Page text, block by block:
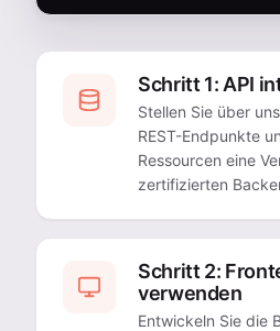
Schritt 1: API
Stellen Sie über
REST-Endpunkte
Ressourcen eine
zertifizierten
Schritt 2:
verwenden
Entwickeln Sie die